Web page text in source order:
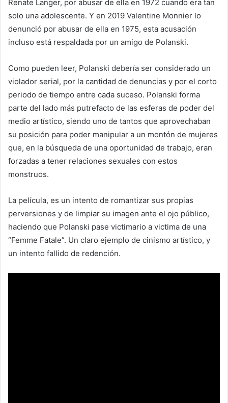
Renate Langer, por abusar de ella en 1972 cuando era tan
solo una adolescente. Y en 2019 Valentine Monnier lo
denunció por abusar de ella en 1975, esta acusación
incluso está respaldada por un amigo de Polanski.
Como pueden leer, Polanski debería ser considerado un
violador serial, por la cantidad de denuncias y por el corto
periodo de tiempo entre cada suceso. Polanski forma
parte del lado más putrefacto de las esferas de poder del
medio artístico, siendo uno de tantos que aprovechaban
su posición para poder manipular a un montón de mujeres
que, en la búsqueda de una oportunidad de trabajo, eran
forzadas a tener relaciones sexuales con estos
monstruos.
La película, es un intento de romantizar sus propias
perversiones y de limpiar su imagen ante el ojo público,
haciendo que Polanski pase victimario a victima de una
“Femme Fatale”. Un claro ejemplo de cinismo artístico, y
un intento fallido de redención.